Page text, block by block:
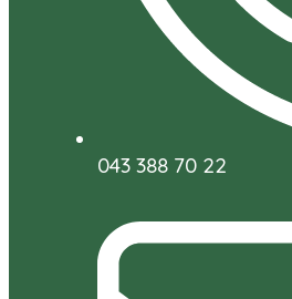
043 388 70 22